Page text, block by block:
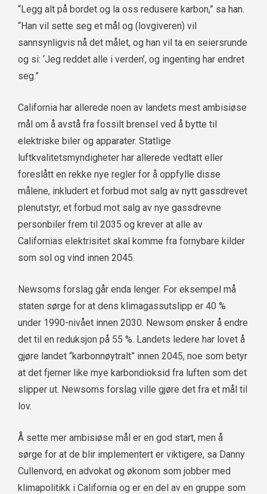
“Legg alt på bordet og la oss redusere karbon,” sa han.
“Han vil sette seg et mål og (lovgiveren) vil
sannsynligvis nå det målet, og han vil ta en seiersrunde
og si: ‘Jeg reddet alle i verden’, og ingenting har endret
seg.”
California har allerede noen av landets mest ambisiøse
mål om å avstå fra fossilt brensel ved å bytte til
elektriske biler og apparater. Statlige
luftkvalitetsmyndigheter har allerede vedtatt eller
foreslått en rekke nye regler for å oppfylle disse
målene, inkludert et forbud mot salg av nytt gassdrevet
plenutstyr, et forbud mot salg av nye gassdrevne
personbiler frem til 2035 og krever at alle av
Californias elektrisitet skal komme fra fornybare kilder
som sol og vind innen 2045.
Newsoms forslag går enda lenger. For eksempel må
staten sørge for at dens klimagassutslipp er 40 %
under 1990-nivået innen 2030. Newsom ønsker å endre
det til en reduksjon på 55 %. Landets ledere har lovet å
gjøre landet “karbonnøytralt” innen 2045, noe som betyr
at det fjerner like mye karbondioksid fra luften som det
slipper ut. Newsoms forslag ville gjøre det fra et mål til
lov.
Å sette mer ambisiøse mål er en god start, men å
sørge for at de blir implementert er viktigere, sa Danny
Cullenvord, en advokat og økonom som jobber med
klimapolitikk i California og er en del av en gruppe som